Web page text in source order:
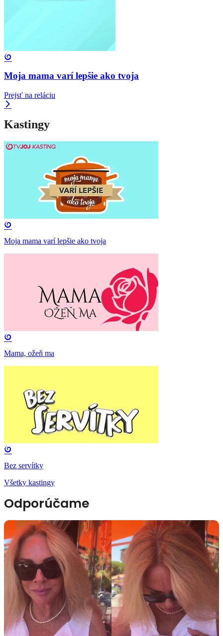
Moja mama varí lepšie ako tvoja
Prejsť na reláciu
Kastingy
Moja mama varí lepšie ako tvoja
Mama, ožeň ma
Bez servítky
Všetky kastingy
Odporúčame